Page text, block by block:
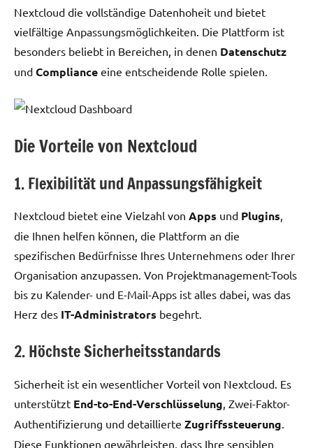
Nextcloud die vollständige Datenhoheit und bietet
vielfältige Anpassungsmöglichkeiten. Die Plattform ist
besonders beliebt in Bereichen, in denen Datenschutz
und Compliance eine entscheidende Rolle spielen.
Die Vorteile von Nextcloud
1. Flexibilität und Anpassungsfähigkeit
Nextcloud bietet eine Vielzahl von Apps und Plugins,
die Ihnen helfen können, die Plattform an die
spezifischen Bedürfnisse Ihres Unternehmens oder Ihrer
Organisation anzupassen. Von Projektmanagement-Tools
bis zu Kalender- und E-Mail-Apps ist alles dabei, was das
Herz des IT-Administrators begehrt.
2. Höchste Sicherheitsstandards
Sicherheit ist ein wesentlicher Vorteil von Nextcloud. Es
unterstützt End-to-End-Verschlüsselung , Zwei-Faktor-
Authentifizierung und detaillierte Zugriffssteuerung
Diese Funktionen gewährleisten, dass Ihre sensiblen